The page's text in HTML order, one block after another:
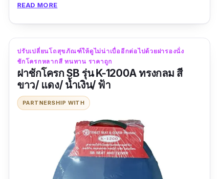
“ซื้อเป็นชิ้นที่2 แพ็คของอย่างอลัง ส่งไว3วันถึง
สินค้าดี​ เนื้อดี​ สีสวย(เสียดายมีสีเดียว)​ ของตรงปก​
ใส่ได้พอดีไม่มีขาด/เกิน​”
READ MORE
ปรับเปลี่ยนโถสุขภัณฑ์ให้ดูไม่น่าเบื่ออีกต่อไปด้วยฝารองนั่ง
ชักโครกหลากสี ทนทาน ราคาถูก
ฝาชักโครก SB รุ่น K-1200A ทรงกลม สี
ขาว/ แดง/ น้ำเงิน/ ฟ้า
PARTNERSHIP WITH